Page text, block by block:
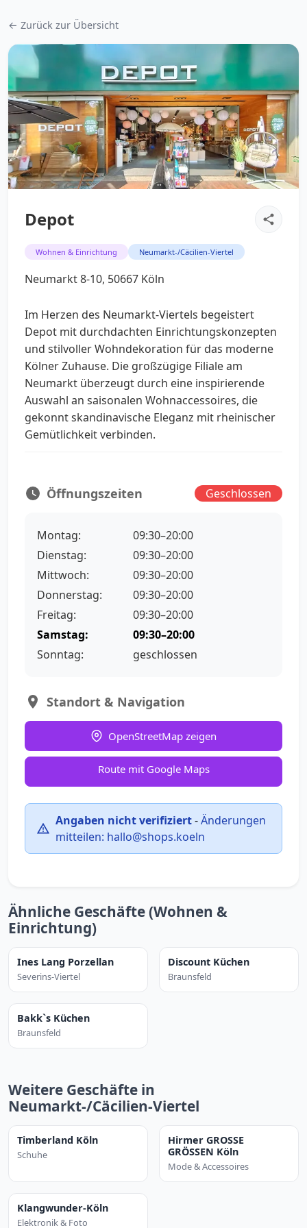
← Zurück zur Übersicht
Depot
Wohnen & Einrichtung Neumarkt-/Cäcilien-Viertel
Neumarkt 8-10, 50667 Köln
Im Herzen des Neumarkt-Viertels begeistert
Depot mit durchdachten Einrichtungskonzepten
und stilvoller Wohndekoration für das moderne
Kölner Zuhause. Die großzügige Filiale am
Neumarkt überzeugt durch eine inspirierende
Auswahl an saisonalen Wohnaccessoires, die
gekonnt skandinavische Eleganz mit rheinischer
Gemütlichkeit verbinden.
Öffnungszeiten Geschlossen
Montag:
09:30–20:00
Dienstag:
09:30–20:00
Mittwoch:
09:30–20:00
Donnerstag:
09:30–20:00
Freitag:
09:30–20:00
Samstag:
09:30–20:00
Sonntag:
geschlossen
Standort & Navigation
OpenStreetMap zeigen
Route mit Google Maps
Angaben nicht verifiziert-Änderungen
mitteilen: hallo@shops.koeln
Ähnliche Geschäfte (Wohnen &
Einrichtung)
Ines Lang Porzellan
Severins-Viertel
Discount Küchen
Braunsfeld
Bakk`s Küchen
Braunsfeld
Weitere Geschäfte in
Neumarkt-/Cäcilien-Viertel
Timberland Köln
Schuhe
Hirmer GROSSE
GRÖSSEN Köln
Mode & Accessoires
Klangwunder-Köln
Elektronik & Foto